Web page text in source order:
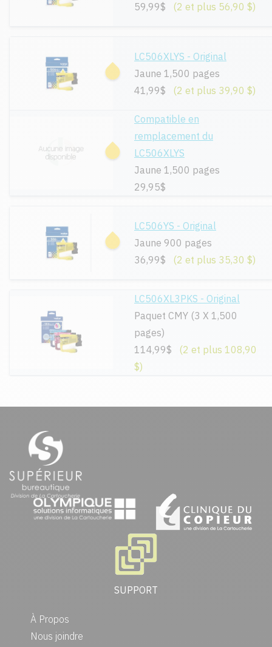
59,99$
(2 et plus 56,90 $)
LC506XLYS - Original
Jaune 1,500 pages
41,99$
(2 et plus 39,90 $)
Compatible en
remplacement du
LC506XLYS
Jaune 1,500 pages
29,95$
LC506YS - Original
Jaune 900 pages
36,99$
(2 et plus 35,30 $)
LC506XL3PKS - Original
Paquet CMY (3 X 1,500
pages)
114,99$
(2 et plus 108,90
$)
SUPPORT
À Propos
Nous joindre